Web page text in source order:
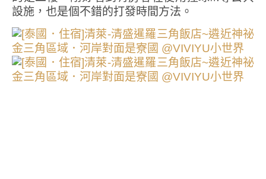
設施，也是個不錯的打發時間方法。